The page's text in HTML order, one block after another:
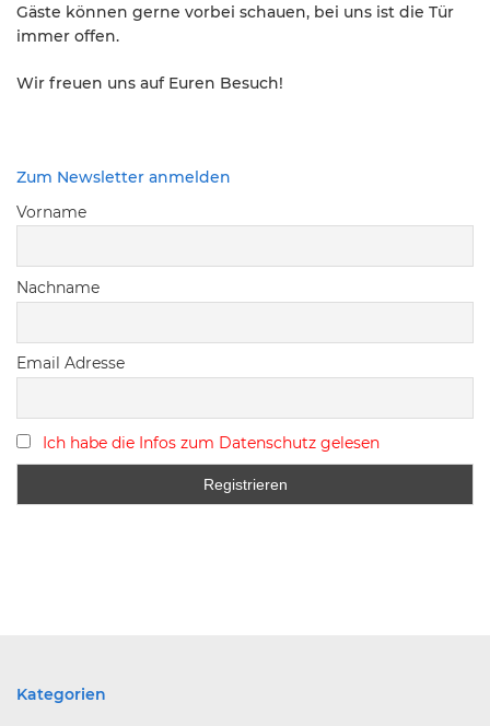
Gäste können gerne vorbei schauen, bei uns ist die Tür
immer offen.
Wir freuen uns auf Euren Besuch!
Zum Newsletter anmelden
Vorname
Nachname
Email Adresse
Ich habe die Infos zum Datenschutz gelesen
Kategorien